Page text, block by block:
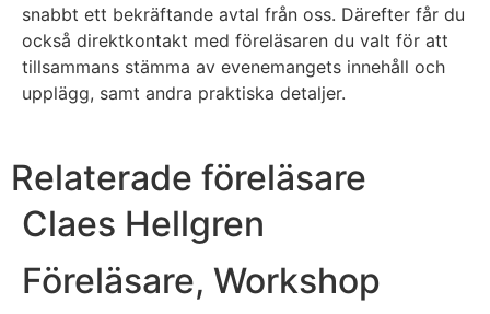
snabbt ett bekräftande avtal från oss. Därefter får du
också direktkontakt med föreläsaren du valt för att
tillsammans stämma av evenemangets innehåll och
upplägg, samt andra praktiska detaljer.
Relaterade föreläsare
Claes Hellgren
Föreläsare, Workshop